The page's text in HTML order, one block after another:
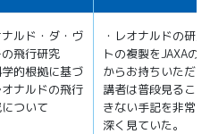
ナルド・ダ・ヴ
飛行研究
的根拠に基づ
ナルドの飛行
ついて
・レオナルドの研
トの複製をJAXAの
からお持ちいただ
講者は普段見るこ
きない手記を非常
深く見ていた。